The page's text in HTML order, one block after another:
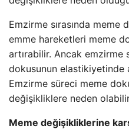
Emzirme sırasında
emme hareketleri meme
artırabilir. Ancak emzirme
dokusunun elastikiyetinde
Emzirme süreci meme
değişikliklere neden
Meme değişikliklerine